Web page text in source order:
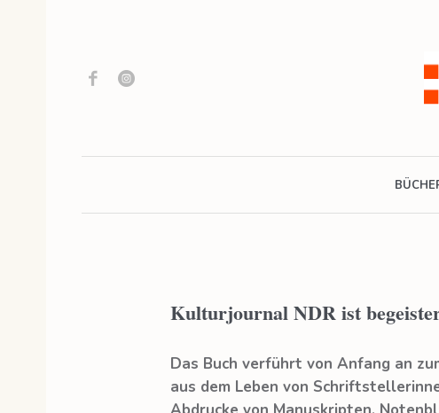
Kulturjournal NDR ist
Das Buch verführt von Anfang an
aus dem Leben von